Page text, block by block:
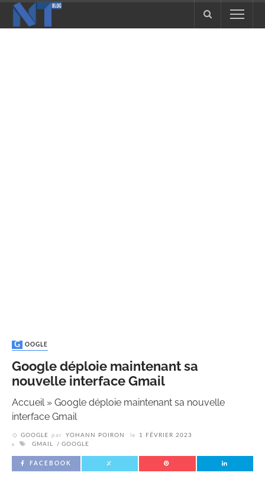
GOOGLE
Google déploie maintenant sa
nouvelle interface Gmail
Accueil» Google déploie maintenant sa nouvelle
interface Gmail
GOOGLE par YOHANN POIRON le
1 FÉVRIER 2023
GMAIL
GOOGLE
FACEBOOK